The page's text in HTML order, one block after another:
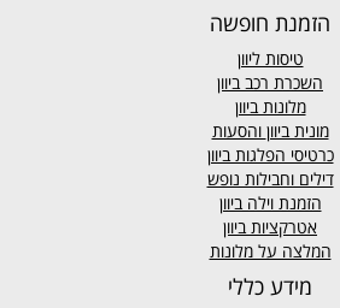
הזמנת חופשה
טיסות ליוון
השכרת רכב ביוון
מלונות ביוון
מונית ביוון והסעות
כרטיסי הפלגות ביוון
דילים וחבילות נופש
הזמנת וילה ביוון
אטרקציות ביוון
המלצה על מלונות
מידע כללי